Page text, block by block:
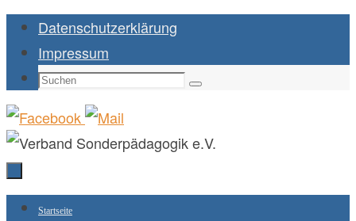
Zum
Inhalt
springen
Datenschutzerklärung
Impressum
Suchen
Suchen
Zum
Startseite